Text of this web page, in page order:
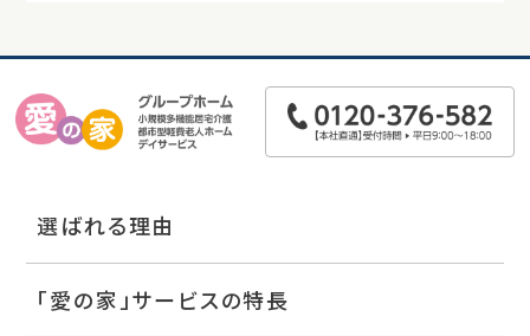
選ばれる理由
「愛の家」サービスの特長